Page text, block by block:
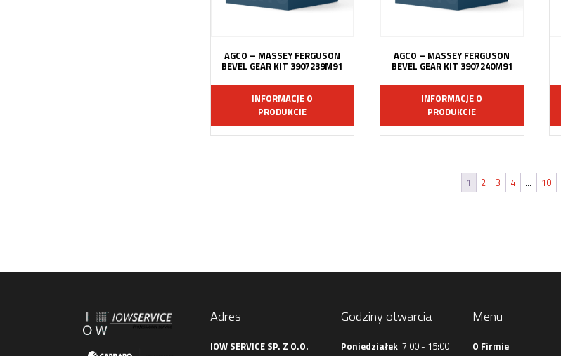
AGCO – MASSEY FERGUSON
BEVEL GEAR KIT 3907239M91
INFORMACJE O
PRODUKCIE
AGCO – MASSEY FERGUSON
BEVEL GEAR KIT 3907240M91
INFORMACJE O
PRODUKCIE
1 2 3 4 … 10
Adres
IOW SERVICE SP. Z O.O.
Godziny otwarcia
Poniedziałek: 7:00 - 15:00
Menu
O Firmie